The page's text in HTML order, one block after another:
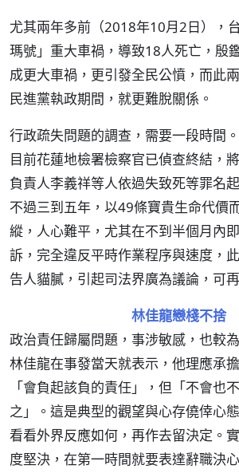
尤其兩年多前（2018年10月2日），
瑪號」重大車禍，導致18人死亡，殷
成更大車禍，更引發全民公憤，而此
民進黨執政期間，就更難脫關係。
行政疏失問題的調查，需要一段時間
目前花蓮地檢署檢察官已偵查終結，
負責人李義祥等人依過失致死等罪名
不過三到五年，以49條寶貴生命代價
縱，人心難平，尤其在不到半個月內
訴，完全違反平時作業程序與速度，
告人貓膩，引起司法界廣為議論，可
林佳龍戀棧不捨
政治責任歸屬問題，事涉敏感，也較
林佳龍在事發當天就表示，他理應承
「會負起該負的責任」，但「不會也
之」。這是典型的觀望與心存僥倖心
看看外界反應如何，再作去留決定。
度堅決，在第一時間就要表達辭職決